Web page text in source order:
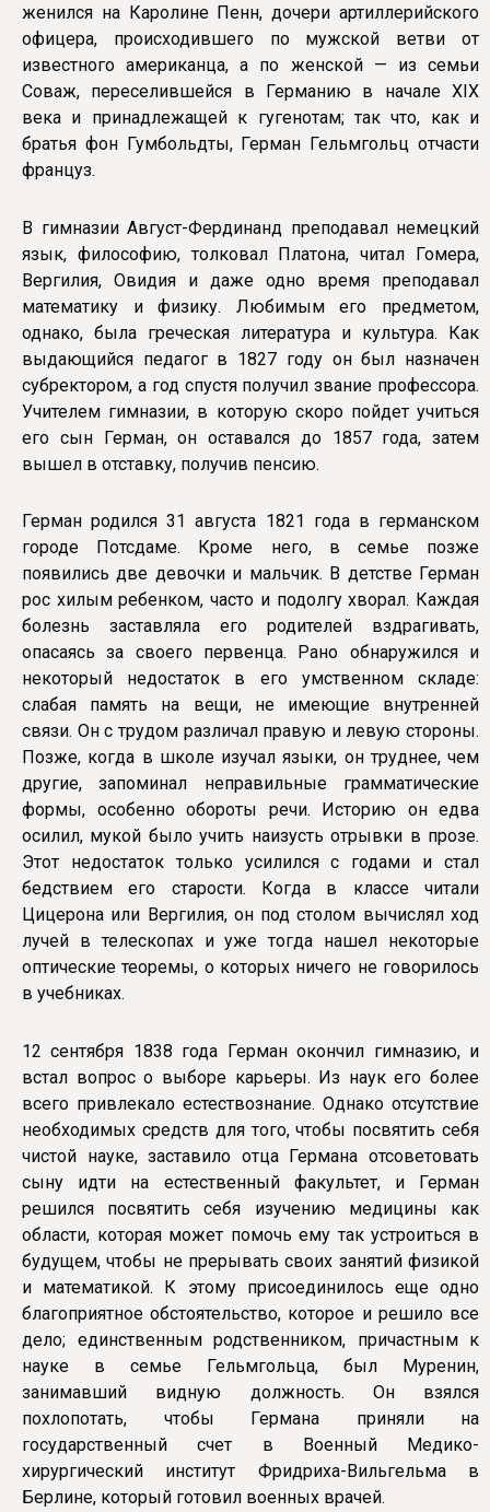
женился на Каролине Пенн, дочери артиллерийского
офицера, происходившего по мужской ветви от
известного американца, а по женской — из семьи
Соваж, переселившейся в Германию в начале XIX
века и принадлежащей к гугенотам; так что, как и
братья фон Гумбольдты, Герман Гельмгольц отчасти
француз.
В гимназии Август-Фердинанд преподавал немецкий
язык, философию, толковал Платона, читал Гомера,
Вергилия, Овидия и даже одно время преподавал
математику и физику. Любимым его предметом,
однако, была греческая литература и культура. Как
выдающийся педагог в 1827 году он был назначен
субректором, а год спустя получил звание профессора.
Учителем гимназии, в которую скоро пойдет учиться
его сын Герман, он оставался до 1857 года, затем
вышел в отставку, получив пенсию.
Герман родился 31 августа 1821 года в германском
городе Потсдаме. Кроме него, в семье позже
появились две девочки и мальчик. В детстве Герман
рос хилым ребенком, часто и подолгу хворал. Каждая
болезнь заставляла его родителей вздрагивать,
опасаясь за своего первенца. Рано обнаружился и
некоторый недостаток в его умственном складе:
слабая память на вещи, не имеющие внутренней
связи. Он с трудом различал правую и левую стороны.
Позже, когда в школе изучал языки, он труднее, чем
другие, запоминал неправильные грамматические
формы, особенно обороты речи. Историю он едва
осилил, мукой было учить наизусть отрывки в прозе.
Этот недостаток только усилился с годами и стал
бедствием его старости. Когда в классе читали
Цицерона или Вергилия, он под столом вычислял ход
лучей в телескопах и уже тогда нашел некоторые
оптические теоремы, о которых ничего не говорилось
в учебниках.
12 сентября 1838 года Герман окончил гимназию, и
встал вопрос о выборе карьеры. Из наук его более
всего привлекало естествознание. Однако отсутствие
необходимых средств для того, чтобы посвятить себя
чистой науке, заставило отца Германа отсоветовать
сыну идти на естественный факультет, и Герман
решился посвятить себя изучению медицины как
области, которая может помочь ему так устроиться в
будущем, чтобы не прерывать своих занятий физикой
и математикой. К этому присоединилось еще одно
благоприятное обстоятельство, которое и решило все
дело; единственным родственником, причастным к
науке в семье Гельмгольца, был Муренин,
занимавший видную должность. Он взялся
похлопотать, чтобы Германа приняли на
государственный счет в Военный Медико-
хирургический институт Фридриха-Вильгельма в
Берлине, который готовил военных врачей.